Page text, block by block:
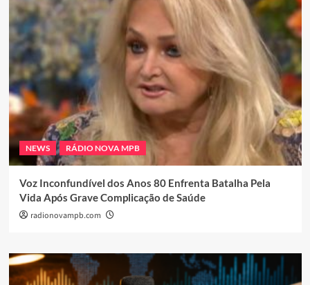
NEWS RÁDIO NOVA MPB
Voz Inconfundível dos Anos 80 Enfrenta Batalha Pela
Vida Após Grave Complicação de Saúde
radionovampb.com